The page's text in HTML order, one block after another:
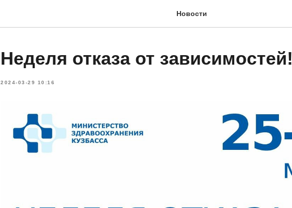
Новости
Неделя отказа от зависимостей!
2024-03-29 10:16